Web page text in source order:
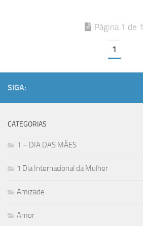
Página 1 de 1
1
SIGA:
CATEGORIAS
1 – DIA DAS MÃES
1 Dia Internacional da Mulher
Amizade
Amor